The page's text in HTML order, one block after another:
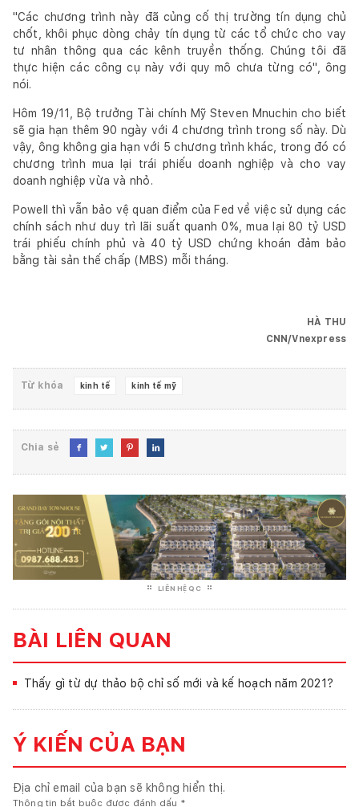
"Các chương trình này đã củng cố thị trường tín dụng chủ
chốt, khôi phục dòng chảy tín dụng từ các tổ chức cho vay
tư nhân thông qua các kênh truyền thống. Chúng tôi đã
thực hiện các công cụ này với quy mô chưa từng có", ông
nói.
Hôm 19/11, Bộ trưởng Tài chính Mỹ Steven Mnuchin cho biết
sẽ gia hạn thêm 90 ngày với 4 chương trình trong số này. Dù
vậy, ông không gia hạn với 5 chương trình khác, trong đó có
chương trình mua lại trái phiếu doanh nghiệp và cho vay
doanh nghiệp vừa và nhỏ.
Powell thì vẫn bảo vệ quan điểm của Fed về việc sử dụng các
chính sách như duy trì lãi suất quanh 0%, mua lại 80 tỷ USD
trái phiếu chính phủ và 40 tỷ USD chứng khoán đảm bảo
bằng tài sản thế chấp (MBS) mỗi tháng.
HÀ THU
CNN/Vnexpress
Từ khóa kinh tế kinh tế mỹ
Chia sẻ    
LIÊN HỆ QC
BÀI LIÊN QUAN
Thấy gì từ dự thảo bộ chỉ số mới và kế hoạch năm 2021?
Ý KIẾN CỦA BẠN
Địa chỉ email của bạn sẽ không hiển thị.
Thông tin bắt buộc được đánh dấu *